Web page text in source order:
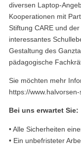
diversen Laptop-
Kooperationen mit
Stiftung CARE und
interessantes
Gestaltung des
pädagogische
Sie möchten mehr
https://
Bei uns erwartet Sie:
• Alle Sicherheiten
• Ein unbefristeter